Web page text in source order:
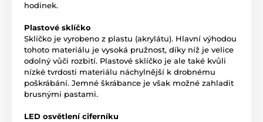
hodinek.
Plastové sklíčko
Sklíčko je vyrobeno z plastu (akrylátu). Hlavní výhodou
tohoto materiálu je vysoká pružnost, díky níž je velice
odolný vůči rozbití. Plastové sklíčko je ale také kvůli
nízké tvrdosti materiálu náchylnější k drobnému
poškrábání. Jemné škrábance je však možné zahladit
brusnými pastami.
LED osvětlení ciferníku